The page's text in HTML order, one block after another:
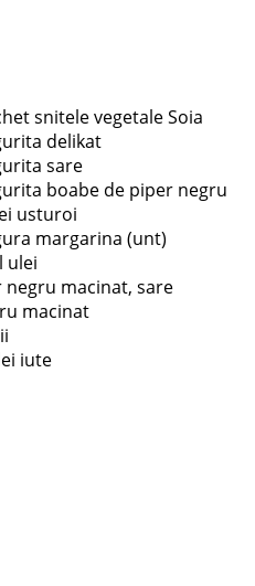
snitele vegetale Soia
delikat
sare
boabe de piper negru
usturoi
margarina (unt)
ulei
negru macinat, sare
macinat
iute